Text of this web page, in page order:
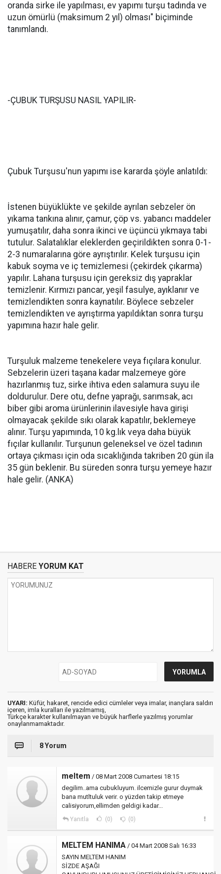
oranda sirke ile yapılması, ev yapımı turşu tadında ve
uzun ömürlü (maksimum 2 yıl) olması" biçiminde
tanımlandı.
-ÇUBUK TURŞUSU NASIL YAPILIR-
Çubuk Turşusu'nun yapımı ise kararda şöyle anlatıldı:
İstenen büyüklükte ve şekilde ayrılan sebzeler ön
yıkama tankına alınır, çamur, çöp vs. yabancı maddeler
yumuşatılır, daha sonra ikinci ve üçüncü yıkmaya tabi
tutulur. Salatalıklar eleklerden geçirildikten sonra 0-1-
2-3 numaralarına göre ayrıştırılır. Kelek turşusu için
kabuk soyma ve iç temizlemesi (çekirdek çıkarma)
yapılır. Lahana turşusu için gereksiz dış yapraklar
temizlenir. Kırmızı pancar, yeşil fasulye, ayıklanır ve
temizlendikten sonra kaynatılır. Böylece sebzeler
temizlendikten ve ayrıştırma yapıldıktan sonra turşu
yapımına hazır hale gelir.
Turşuluk malzeme tenekelere veya fıçılara konulur.
Sebzelerin üzeri taşana kadar malzemeye göre
hazırlanmış tuz, sirke ihtiva eden salamura suyu ile
doldurulur. Dere otu, defne yaprağı, sarımsak, acı
biber gibi aroma ürünlerinin ilavesiyle hava girişi
olmayacak şekilde sıkı olarak kapatılır, beklemeye
alınır. Turşu yapımında, 10 kg.lık veya daha büyük
fıçılar kullanılır. Turşunun geleneksel ve özel tadının
ortaya çıkması için oda sıcaklığında takriben 20 gün ila
35 gün beklenir. Bu süreden sonra turşu yemeye hazır
hale gelir. (ANKA)
HABERE YORUM KAT
UYARI: Küfür, hakaret, rencide edici cümleler veya imalar, inançlara saldırı
içeren, imla kuralları ile yazılmamış,
Türkçe karakter kullanılmayan ve büyük harflerle yazılmış yorumlar
onaylanmamaktadır.
8 Yorum
meltem / 08 Mart 2008 Cumartesi 18:15
degilim..ama cubukluyum. ilcemizle gurur duymak
bana mutltuluk verir. o yüzden takip etmeye
calisiyorum,ellimden geldigi kadar...
Yanıtla (0) (0)
MELTEM HANIMA / 04 Mart 2008 Salı 16:33
SAYIN MELTEM HANIM
SİZDE AŞAĞI